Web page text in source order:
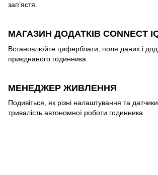
зап’ястя.
МАГАЗИН ДОДАТКІВ CONNECT
Встановлюйте циферблати, поля даних і
приєднаного годинника.
МЕНЕДЖЕР ЖИВЛЕННЯ
Подивіться, як різні налаштування та
тривалість автономної роботи годинника.